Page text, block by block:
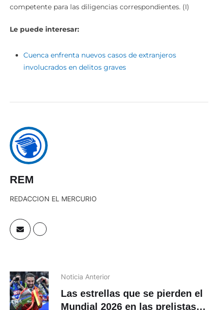
competente para las diligencias correspondientes. (I)
Le puede interesar:
Cuenca enfrenta nuevos casos de extranjeros
involucrados en delitos graves
REM
REDACCION EL MERCURIO
Noticia Anterior
Las estrellas que se pierden el
Mundial 2026 en las prelistas